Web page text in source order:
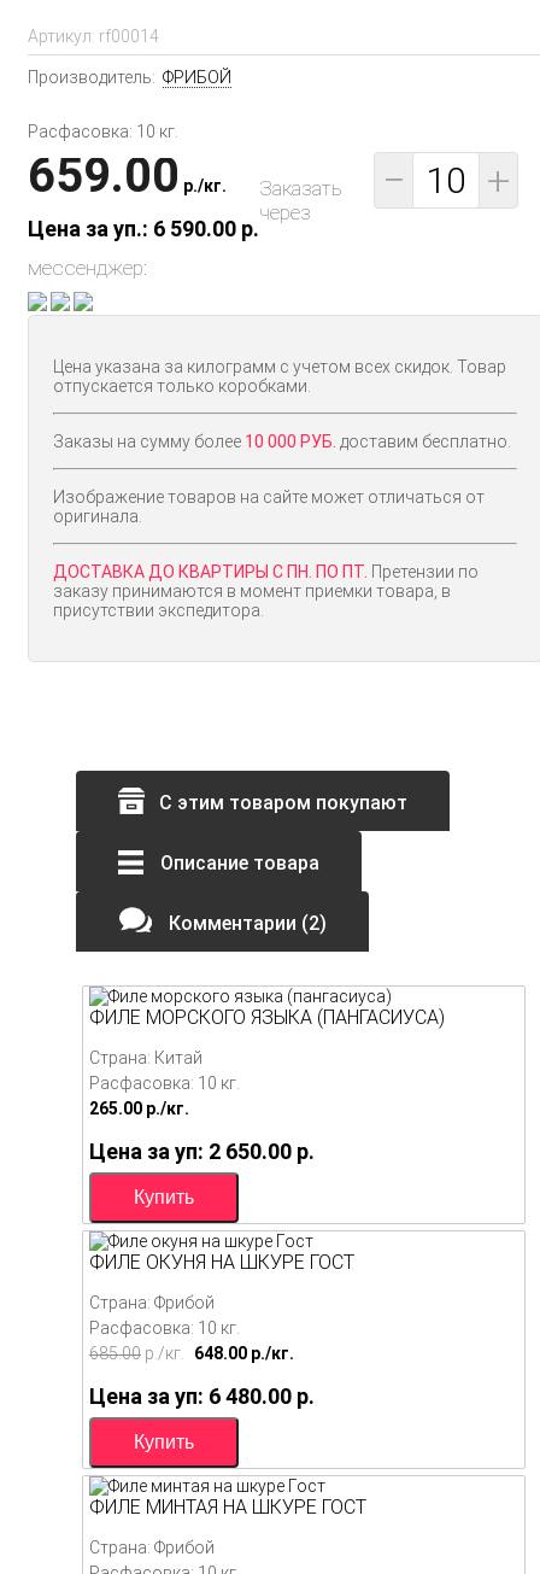
Артикул: rf00014
Производитель: ФРИБОЙ
Расфасовка: 10 кг.
659.00 p./кг.
Цена за уп.: 6 590.00 p.
− +
Заказать
через
мессенджер:
Цена указана за килограмм с учетом всех скидок. Товар
отпускается только коробками.
Заказы на сумму более 10 000 РУБ. доставим бесплатно.
Изображение товаров на сайте может отличаться от
оригинала.
ДОСТАВКА ДО КВАРТИРЫ С ПН. ПО ПТ. Претензии по
заказу принимаются в момент приемки товара, в
присутствии экспедитора.
С этим товаром покупают
Описание товара
Комментарии (2)
ФИЛЕ МОРСКОГО ЯЗЫКА (ПАНГАСИУСА)
Страна: Китай
Расфасовка: 10 кг.
265.00 p./кг.
Цена за уп: 2 650.00 p.
ФИЛЕ ОКУНЯ НА ШКУРЕ ГОСТ
Страна: Фрибой
Расфасовка: 10 кг.
685.00 p./кг. 648.00 p./кг.
Цена за уп: 6 480.00 p.
ФИЛЕ МИНТАЯ НА ШКУРЕ ГОСТ
Страна: Фрибой